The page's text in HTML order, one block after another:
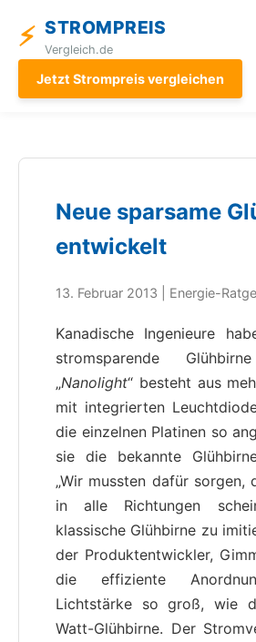
⚡ STROMPREIS
Vergleich.de
Jetzt Strompreis vergleichen
Neue sparsame
entwickelt
13. Februar 2013 | Energie-
Kanadische Ingenieure
stromsparende
„Nanolight“ besteht aus
mit integrierten
die einzelnen Platinen so
sie die bekannte
„Wir mussten dafür sorgen,
in alle Richtungen
klassische Glühbirne zu
der Produktentwickler,
die effiziente
Lichtstärke so groß, wie
Watt-Glühbirne. Der